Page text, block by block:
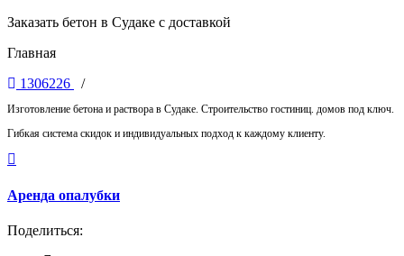
Заказать бетон в Судаке с доставкой
Главная
1306226
/
Изготовление бетона и раствора в Судаке. Строительство гостиниц. домов под ключ.
Гибкая система скидок и индивидуальных подход к каждому клиенту.
Аренда опалубки
Поделиться: